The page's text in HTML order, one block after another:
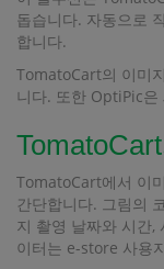
돕습니다. 자동으로
합니다.
TomatoCart의 이미
니다. 또한 OptiPic은
TomatoCart에서 이
간단합니다. 그림의
지 촬영 날짜와 시간,
이터는 e-store 사용